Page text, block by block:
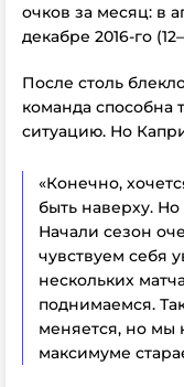
очков за месяц: в
декабре 2016-го
После столь
команда способна
ситуацию. Но
«Конечно,
быть наверху.
Начали сезон
чувствуем себя
нескольких
поднимаемся.
меняется, но мы
максимуме